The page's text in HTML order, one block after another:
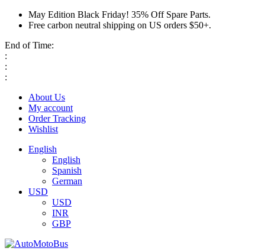
May Edition Black Friday! 35% Off Spare Parts.
Free carbon neutral shipping on US orders $50+.
End of Time:
:
:
:
About Us
My account
Order Tracking
Wishlist
English
English
Spanish
German
USD
USD
INR
GBP